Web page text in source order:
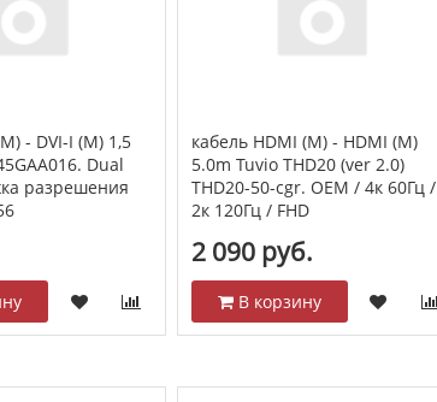
- DVI-I (M) 1,5
Dual
разрешения
кабель HDMI (M) - HDMI (M)
5.0m Tuvio THD20 (ver 2.0)
THD20-50-cgr. OEM / 4к 60Гц /
2к 120Гц / FHD
2 090 руб.
В корзину